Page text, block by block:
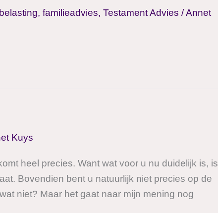
, familieadvies, Testament Advies /Annet
Kuys
heel precies. Want wat voor u nu duidelijk is, is
Bovendien bent u natuurlijk niet precies op de
niet? Maar het gaat naar mijn mening nog